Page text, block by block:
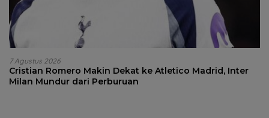
7 Agustus 2026
Cristian Romero Makin Dekat ke Atletico Madrid, Inter
Milan Mundur dari Perburuan